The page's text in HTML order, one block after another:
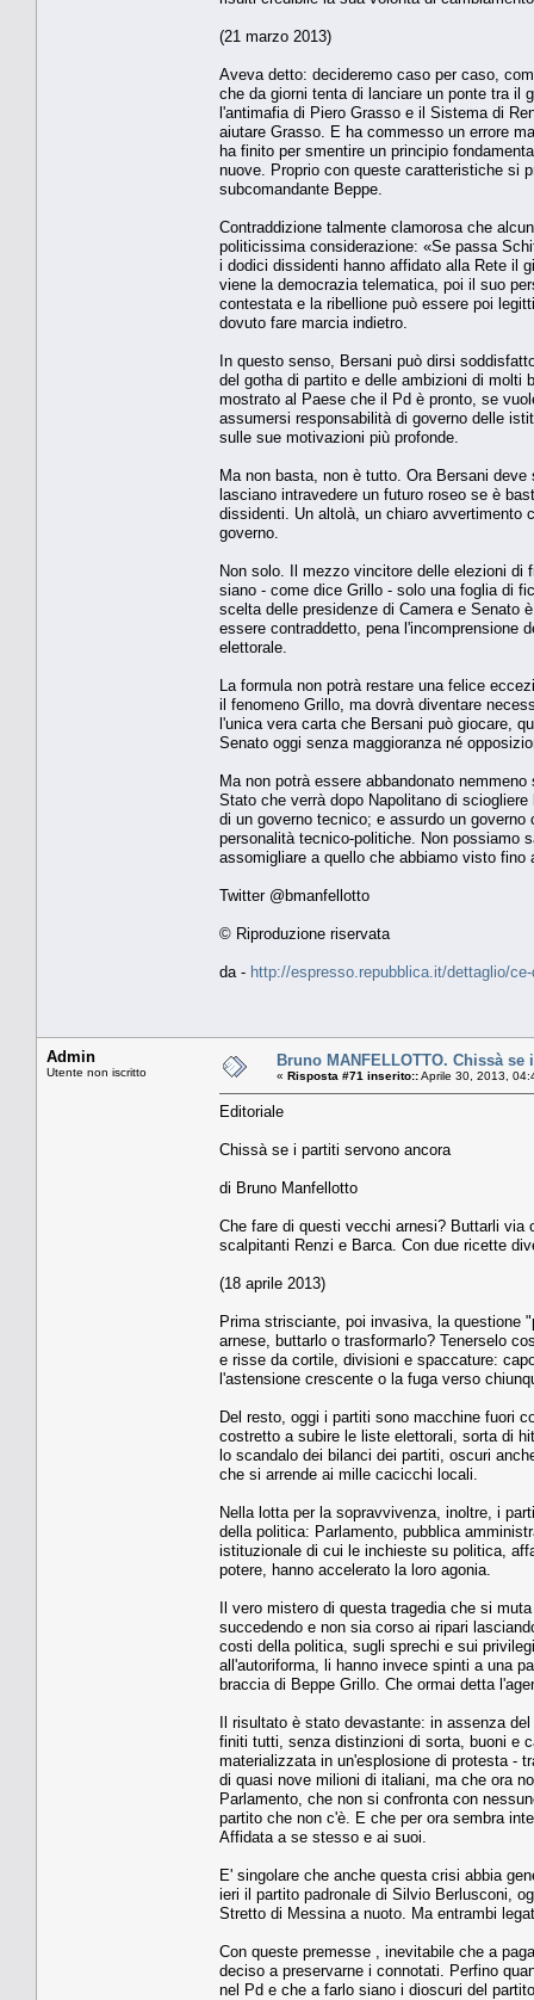
(21 marzo 2013)
Aveva detto: decideremo caso per caso,
che da giorni tenta di lanciare un ponte tra il
l'antimafia di Piero Grasso e il Sistema di
aiutare Grasso. E ha commesso un errore
ha finito per smentire un principio
nuove. Proprio con queste caratteristiche si
subcomandante Beppe.
Contraddizione talmente clamorosa che
politicissima considerazione: «Se passa
i dodici dissidenti hanno affidato alla Rete il
viene la democrazia telematica, poi il suo
contestata e la ribellione può essere poi
dovuto fare marcia indietro.
In questo senso, Bersani può dirsi
del gotha di partito e delle ambizioni di molti
mostrato al Paese che il Pd è pronto, se
assumersi responsabilità di governo delle
sulle sue motivazioni più profonde.
Ma non basta, non è tutto. Ora Bersani
lasciano intravedere un futuro roseo se è
dissidenti. Un altolà, un chiaro avvertimento
governo.
Non solo. Il mezzo vincitore delle elezioni di
siano - come dice Grillo - solo una foglia di
scelta delle presidenze di Camera e Senato
essere contraddetto, pena l'incomprensione
elettorale.
La formula non potrà restare una felice
il fenomeno Grillo, ma dovrà diventare
l'unica vera carta che Bersani può giocare,
Senato oggi senza maggioranza né
Ma non potrà essere abbandonato
Stato che verrà dopo Napolitano di
di un governo tecnico; e assurdo un
personalità tecnico-politiche. Non possiamo
assomigliare a quello che abbiamo visto fino
Twitter @bmanfellotto
© Riproduzione riservata
da - http://espresso.repubblica.it/dettaglio/
Admin
Utente non iscritto
Bruno MANFELLOTTO. Chissà
« Risposta #71 inserito::Aprile 30, 2013,
Editoriale
Chissà se i partiti servono ancora
di Bruno Manfellotto
Che fare di questi vecchi arnesi? Buttarli
scalpitanti Renzi e Barca. Con due ricette
(18 aprile 2013)
Prima strisciante, poi invasiva, la questione
arnese, buttarlo o trasformarlo? Tenerselo
e risse da cortile, divisioni e spaccature:
l'astensione crescente o la fuga verso
Del resto, oggi i partiti sono macchine fuori
costretto a subire le liste elettorali, sorta di
lo scandalo dei bilanci dei partiti, oscuri
che si arrende ai mille cacicchi locali.
Nella lotta per la sopravvivenza, inoltre, i
della politica: Parlamento, pubblica
istituzionale di cui le inchieste su politica,
potere, hanno accelerato la loro agonia.
Il vero mistero di questa tragedia che si
succedendo e non sia corso ai ripari
costi della politica, sugli sprechi e sui
all'autoriforma, li hanno invece spinti a una
braccia di Beppe Grillo. Che ormai detta
Il risultato è stato devastante: in assenza
finiti tutti, senza distinzioni di sorta, buoni e
materializzata in un'esplosione di protesta -
di quasi nove milioni di italiani, ma che ora
Parlamento, che non si confronta con
partito che non c'è. E che per ora sembra
Affidata a se stesso e ai suoi.
E' singolare che anche questa crisi abbia
ieri il partito padronale di Silvio Berlusconi,
Stretto di Messina a nuoto. Ma entrambi
Con queste premesse , inevitabile che a
deciso a preservarne i connotati. Perfino
nel Pd e che a farlo siano i dioscuri del